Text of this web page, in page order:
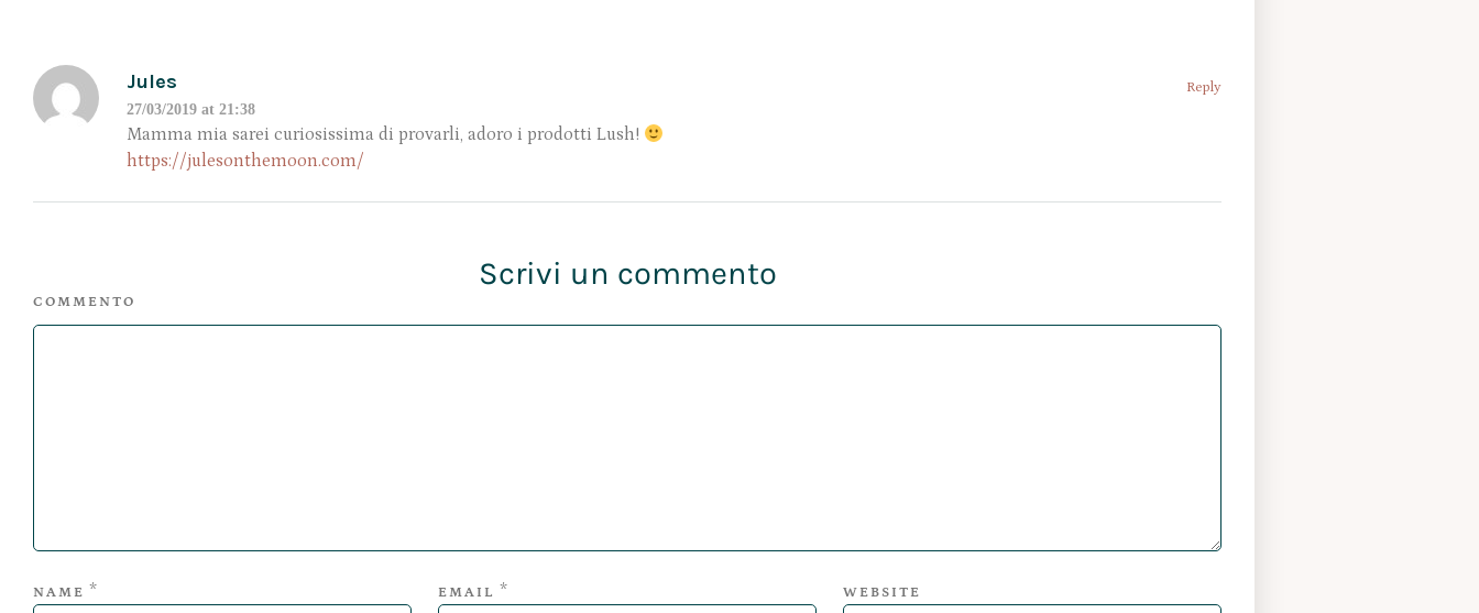
Jules
27/03/2019 at 21:38
Reply
Mamma mia sarei curiosissima di provarli, adoro i prodotti Lush!
https://julesonthemoon.com/
Scrivi un commento
COMMENTO
NAME * EMAIL * WEBSITE